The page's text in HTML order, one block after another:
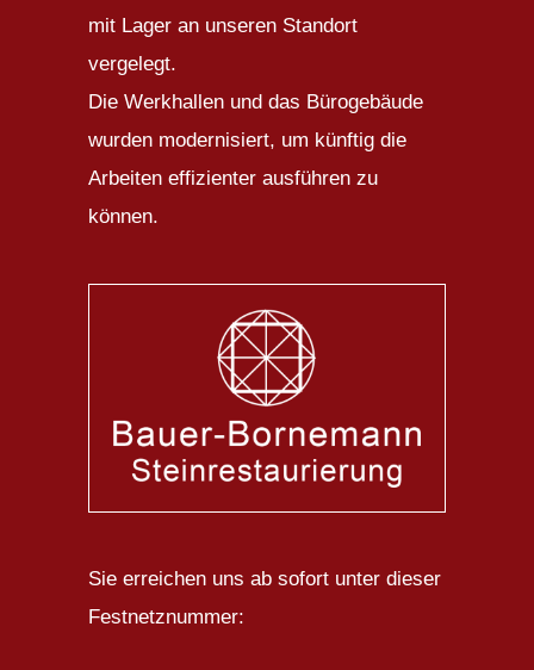
mit Lager an unseren Standort
vergelegt.
Die Werkhallen und das Bürogebäude
wurden modernisiert, um künftig die
Arbeiten effizienter ausführen zu
können.
Sie erreichen uns ab sofort unter dieser
Festnetznummer: